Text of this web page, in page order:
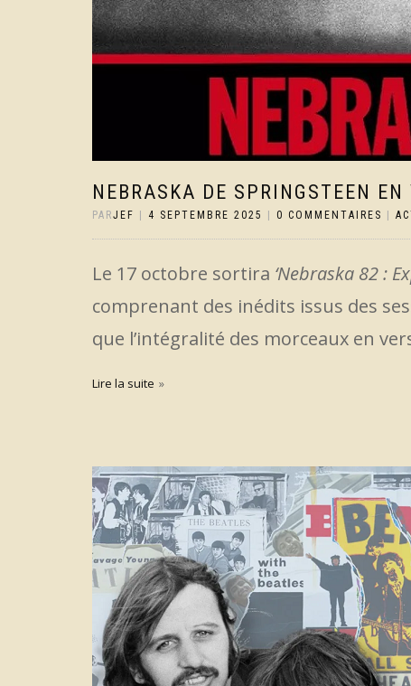
NEBRASKA DE SPRINGSTEEN EN
PARJEF 4 SEPTEMBRE 2025 0 COMMENTAIRES
Le 17 octobre sortira ‘Nebraska 82 :
comprenant des inédits issus des
que l’intégralité des morceaux en
Lire la suite